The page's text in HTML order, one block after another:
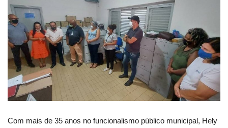
Com mais de 35 anos no funcionalismo público municipal, Hely